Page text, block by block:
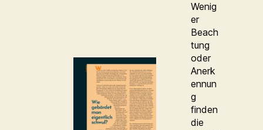
Wenig
er
Beach
tung
oder
Anerk
ennun
g
finden
die